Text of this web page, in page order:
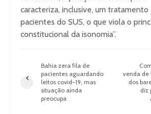
caracteriza, inclusive, um
pacientes do SUS, o que viola o
constitucional da isonomia”.
Bahia zera fila de
pacientes aguardando
leitos covid-19, mas
situação ainda
preocupa
venda de
dos
diz